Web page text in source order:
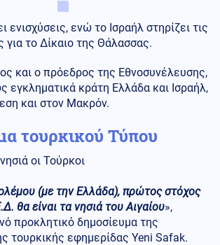
ενώ το Ισραήλ στηρίζει τις
για το Δίκαιο της Θάλασσας.
και ο πρόεδρος της Εθνοσυνέλευσης,
εγκληματικά κράτη Ελλάδα και Ισραήλ,
και στον Μακρόν.
τουρκικού Τύπου
οι Τούρκοι
(με την Ελλάδα), πρώτος στόχος
θα είναι τα νησιά του Αιγαίου»,
προκλητικό δημοσίευμα της
τουρκικής εφημερίδας Yeni Safak.